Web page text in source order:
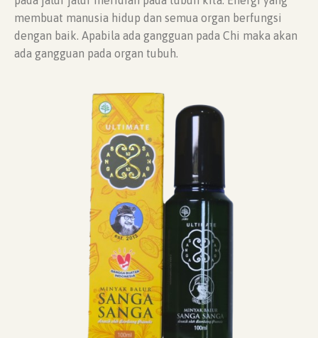
membuat manusia hidup dan semua organ berfungsi
dengan baik. Apabila ada gangguan pada Chi maka akan
ada gangguan pada organ tubuh.